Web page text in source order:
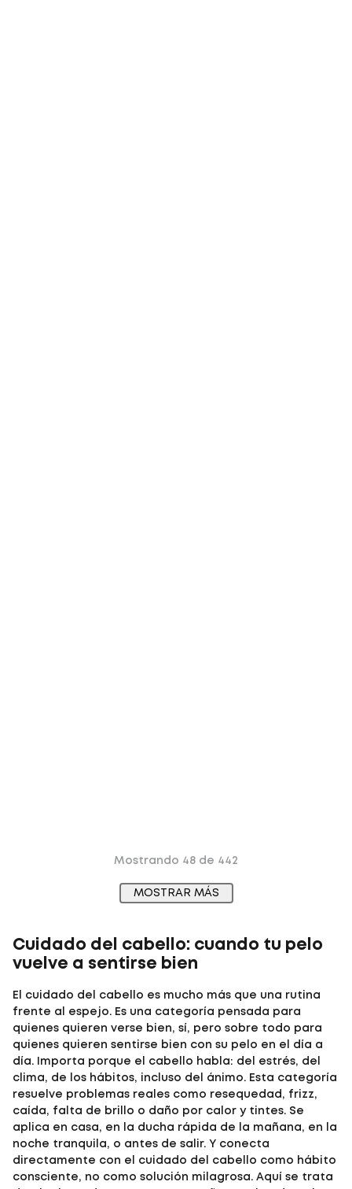
Mostrando 48 de 442
MOSTRAR MÁS
Cuidado del cabello: cuando tu pelo
vuelve a sentirse bien
El cuidado del cabello es mucho más que una rutina
frente al espejo. Es una categoría pensada para
quienes quieren verse bien, sí, pero sobre todo para
quienes quieren sentirse bien con su pelo en el día a
día. Importa porque el cabello habla: del estrés, del
clima, de los hábitos, incluso del ánimo. Esta categoría
resuelve problemas reales como resequedad, frizz,
caída, falta de brillo o daño por calor y tintes. Se
aplica en casa, en la ducha rápida de la mañana, en la
noche tranquila, o antes de salir. Y conecta
directamente con el cuidado del cabello como hábito
consciente, no como solución milagrosa. Aquí se trata